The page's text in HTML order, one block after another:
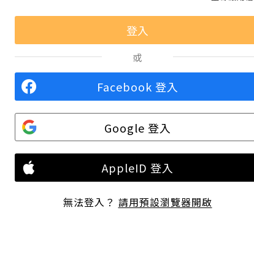
或
Facebook 登入
Google 登入
AppleID 登入
無法登入？ 請用預設瀏覽器開啟